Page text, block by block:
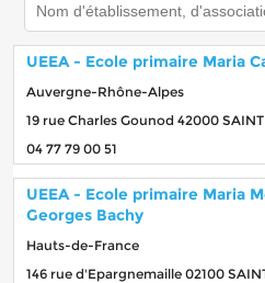
UEEA - Ecole primaire Maria
Auvergne-Rhône-Alpes
19 rue Charles Gounod 42000
04 77 79 00 51
UEEA - Ecole primaire Maria
Georges Bachy
Hauts-de-France
146 rue d'Epargnemaille 02100